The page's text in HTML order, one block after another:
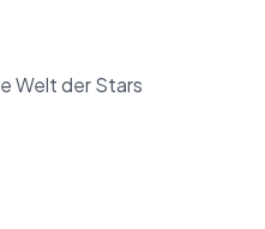
Welt der Stars